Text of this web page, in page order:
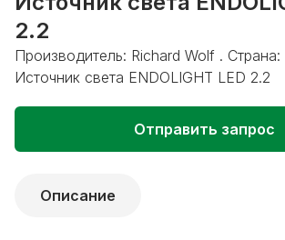
2.2
Производитель: Richard Wolf .
Источник света ENDOLIGHT LED 2.2
Отправить запрос
Описание